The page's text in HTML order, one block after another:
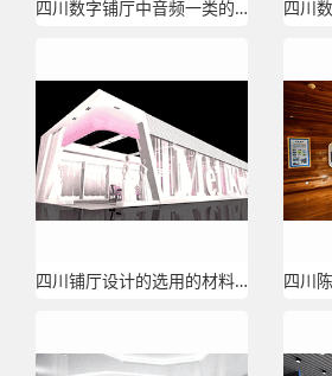
四川数字铺厅中音频一类的系统是如何控制的？
四川铺厅设计的选用的材料有哪些